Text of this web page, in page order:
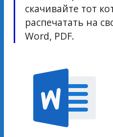
скачивайте тот
распечатать на
Word, PDF.